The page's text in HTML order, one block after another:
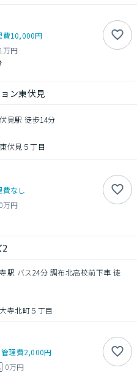
費10,000円
万円
ン東伏見
見駅 徒歩14分
伏見５丁目
費なし
万円
駅 バス24分 調布北高校前下車 徒
寺北町５丁目
管理費2,000円
0万円